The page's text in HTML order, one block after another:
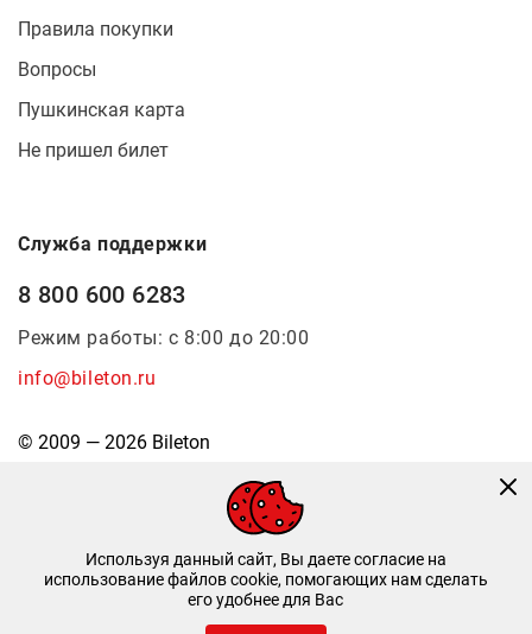
Правила покупки
Вопросы
Пушкинская карта
Не пришел билет
Служба поддержки
8 800 600 6283
Режим работы: с 8:00 до 20:00
info@bileton.ru
© 2009 — 2026 Bileton
Используя данный сайт, Вы даете согласие на
использование файлов cookie, помогающих нам сделать
его удобнее для Вас